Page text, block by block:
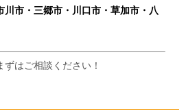
川市・三郷市・川口市・草加市・八
ずはご相談ください！